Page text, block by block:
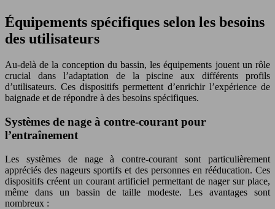
Équipements spécifiques selon les besoins
des utilisateurs
Au-delà de la conception du bassin, les équipements jouent un rôle
crucial dans l’adaptation de la piscine aux différents profils
d’utilisateurs. Ces dispositifs permettent d’enrichir l’expérience de
baignade et de répondre à des besoins spécifiques.
Systèmes de nage à contre-courant pour
l’entraînement
Les systèmes de nage à contre-courant sont particulièrement
appréciés des nageurs sportifs et des personnes en rééducation. Ces
dispositifs créent un courant artificiel permettant de nager sur place,
même dans un bassin de taille modeste. Les avantages sont
nombreux :